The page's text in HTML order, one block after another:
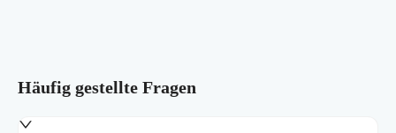
Häufig gestellte Fragen